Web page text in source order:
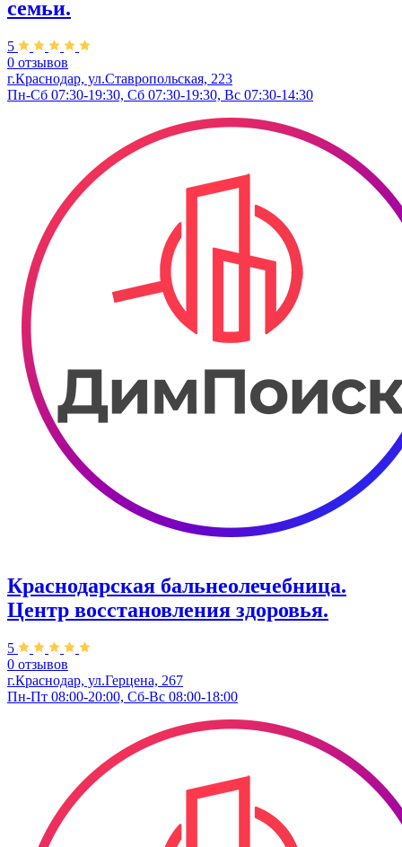
семьи.
5
0 отзывов
г.Краснодар, ул.Ставропольская, 223
Пн-Сб 07:30-19:30, Сб 07:30-19:30, Вс 07:30-14:30
Краснодарская бальнеолечебница.
Центр восстановления здоровья.
5
0 отзывов
г.Краснодар, ул.Герцена, 267
Пн-Пт 08:00-20:00, Сб-Вс 08:00-18:00